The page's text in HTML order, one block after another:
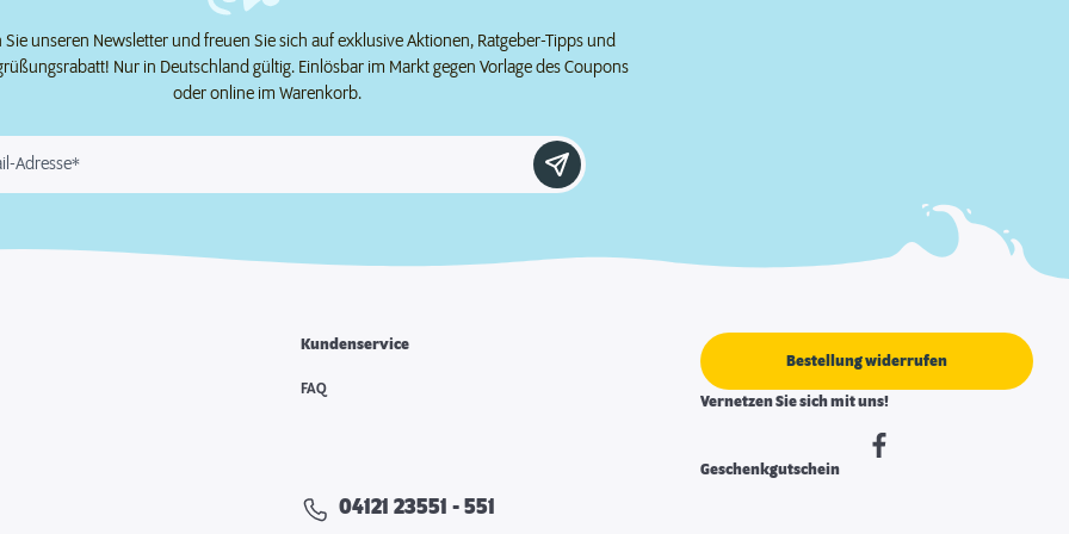
unseren Newsletter und freuen Sie sich auf exklusive Aktionen, Ratgeber-Tipps und
Nur in Deutschland gültig. Einlösbar im Markt gegen Vorlage des Coupons
oder online im Warenkorb.
Adresse*
Kundenservice
FAQ
04121 23551 - 551
Bestellung widerrufen
Vernetzen Sie sich mit uns!
Geschenkgutschein